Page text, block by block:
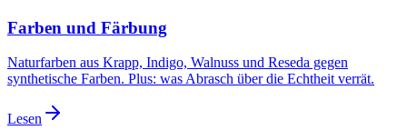
Farben und Färbung
Naturfarben aus Krapp, Indigo, Walnuss und Reseda gegen
synthetische Farben. Plus: was Abrasch über die Echtheit verrät.
Lesen